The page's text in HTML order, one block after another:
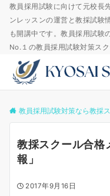
教員採用試験に向けて元校長
ンレッスンの運営と教採試験
も開講中です。教員採用試験
No.１の教員採用試験対策ス
教員採用試験対策なら教採
教採スクール合格
報」
2017年9月16日